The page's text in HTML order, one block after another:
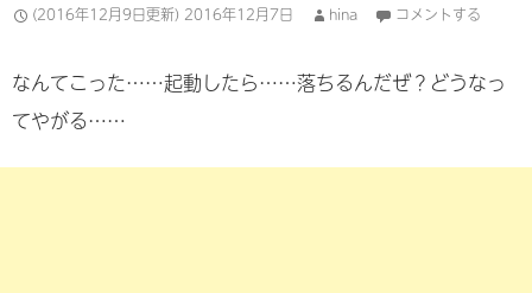
(2016年12月9日更新) 2016年12月7日 hina コメントする
なんてこった……起動したら……落ちるんだぜ？どうなっ
てやがる……